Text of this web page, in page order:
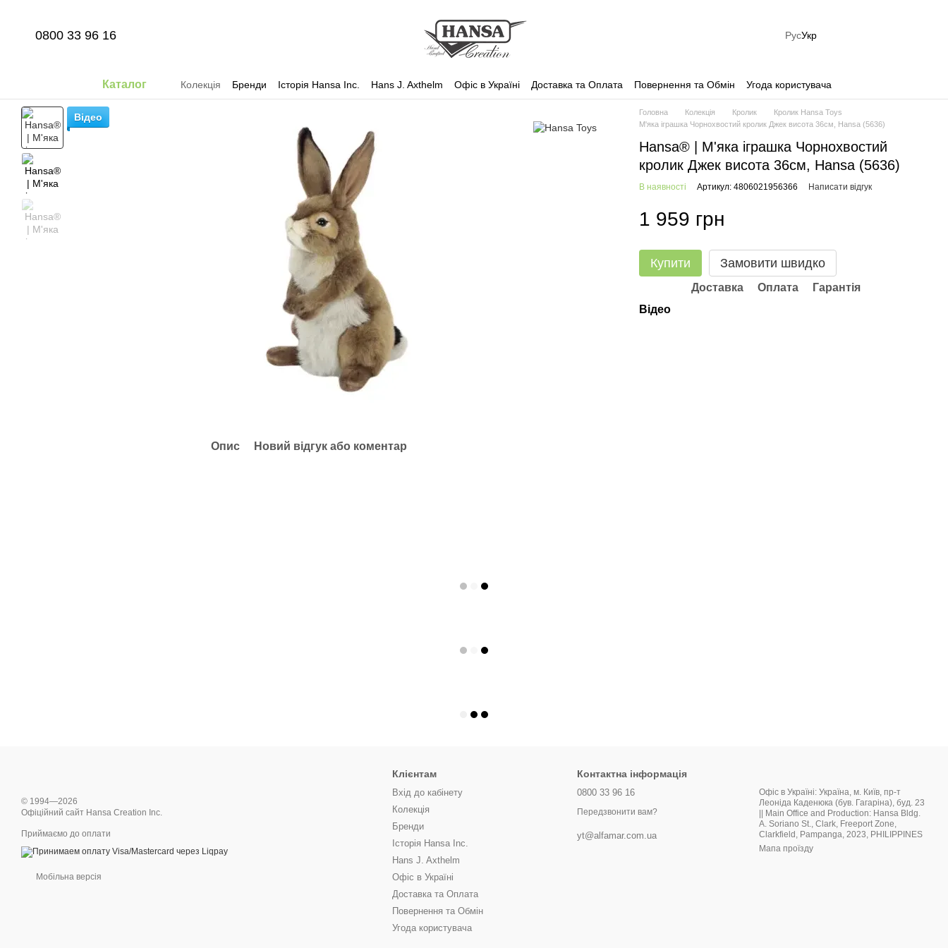
0800 33 96 16 РусУкр
Каталог Колекція Бренди Історія Hansa Inc. Hans J. Axthelm Офіс в Україні Доставка та Оплата Повернення та Обмін Угода користувача
Відео
Опис Новий відгук або коментар
Головна Колекція Кролик
Кролик Hansa Toys
М'яка іграшка Чорнохвостий кролик Джек висота 36см, Hansa (5636)
Hansa® | М'яка іграшка Чорнохвостий
кролик Джек висота 36см, Hansa (5636)
В наявності Артикул: 4806021956366 Написати відгук
1 959 грн
Купити Замовити швидко
Доставка Оплата
Гарантія
Відео
© 1994—2026
Офіційний сайт Hansa Creation Inc.
Приймаємо до оплати
Мобільна версія
Клієнтам
Вхід до кабінету
Колекція
Бренди
Історія Hansa Inc.
Hans J. Axthelm
Офіс в Україні
Доставка та Оплата
Повернення та Обмін
Угода користувача
Контактна інформація
0800 33 96 16
Передзвонити вам?
yt@alfamar.com.ua
Офіс в Україні: Україна, м. Київ, пр-т
Леоніда Каденюка (був. Гагаріна), буд. 23
|| Main Office and Production: Hansa Bldg.
A. Soriano St., Clark, Freeport Zone,
Clarkfield, Pampanga, 2023, PHILIPPINES
Мапа проїзду